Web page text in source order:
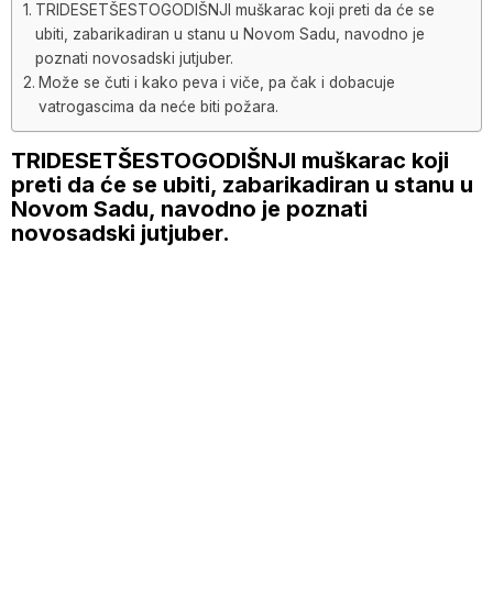
TRIDESETŠESTOGODIŠNJI muškarac koji preti da će se
ubiti, zabarikadiran u stanu u Novom Sadu, navodno je
poznati novosadski jutjuber.
Može se čuti i kako peva i viče, pa čak i dobacuje
vatrogascima da neće biti požara.
TRIDESETŠESTOGODIŠNJI muškarac koji
preti da će se ubiti, zabarikadiran u stanu u
Novom Sadu, navodno je poznati
novosadski jutjuber.